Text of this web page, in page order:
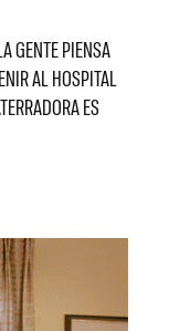
GENTE PIENSA
AL HOSPITAL
ES